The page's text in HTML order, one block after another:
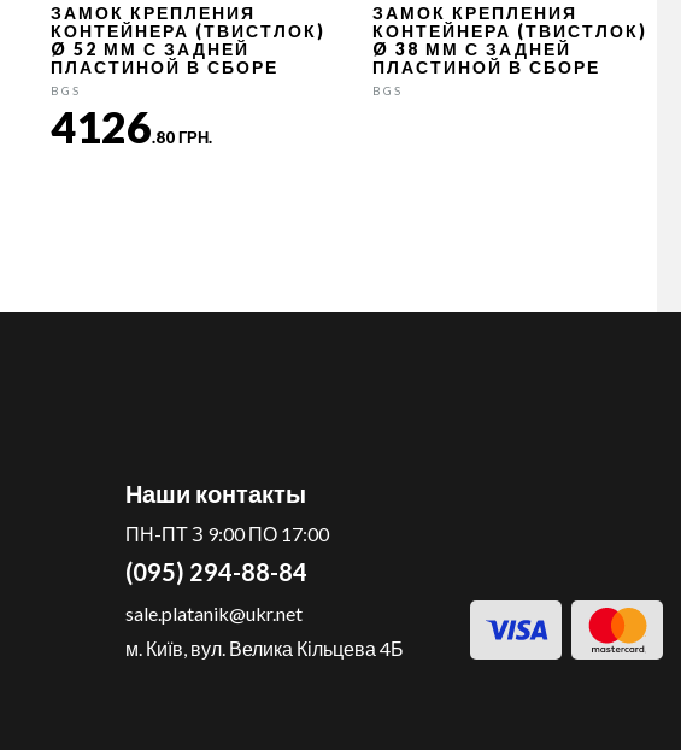
ЗАМОК КРЕПЛЕНИЯ
КОНТЕЙНЕРА (ТВИСТЛОК)
Ø 52 ММ С ЗАДНЕЙ
ПЛАСТИНОЙ В СБОРЕ
BGS
4126.80 ГРН.
ЗАМОК КРЕПЛЕНИЯ
КОНТЕЙНЕРА (ТВИСТЛОК)
Ø 38 ММ С ЗАДНЕЙ
ПЛАСТИНОЙ В СБОРЕ
BGS
Наши контакты
ПН-ПТ З 9:00 ПО 17:00
(095) 294-88-84
sale.platanik@ukr.net
м. Київ, вул. Велика Кільцева 4Б